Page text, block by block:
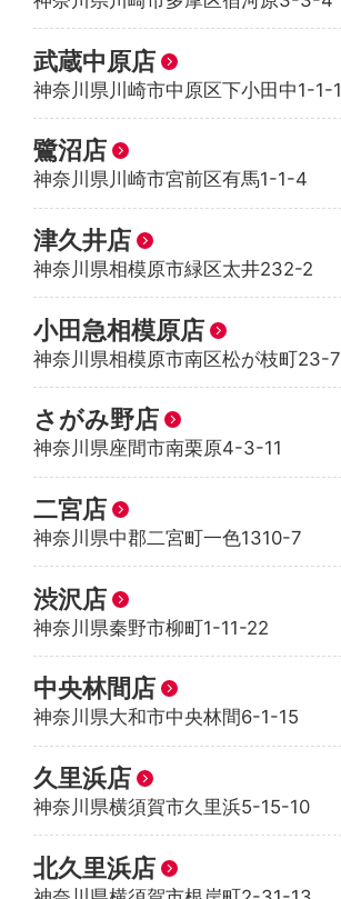
武蔵中原店
神奈川県川崎市中原区下小田中1-1-1
鷺沼店
神奈川県川崎市宮前区有馬1-1-4
津久井店
神奈川県相模原市緑区太井232-2
小田急相模原店
神奈川県相模原市南区松が枝町23-7
さがみ野店
神奈川県座間市南栗原4-3-11
二宮店
神奈川県中郡二宮町一色1310-7
渋沢店
神奈川県秦野市柳町1-11-22
中央林間店
神奈川県大和市中央林間6-1-15
久里浜店
神奈川県横須賀市久里浜5-15-10
北久里浜店